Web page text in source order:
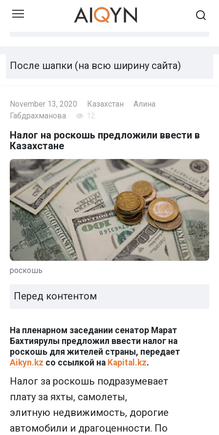
Skip
После шапки (на всю ширину сайта)
November 13, 2020 Казахстан
Алина
Габдрахманова
12
Налог на роскошь предложили ввести в
Казахстане
роскошь
Перед контентом
На пленарном заседании сенатор Марат
Бахтиярулы предложил ввести налог на
роскошь для жителей страны, передает
Aikyn.kz со ссылкой на Kapital.kz.
Налог за роскошь подразумевает
плату за яхты, самолеты,
элитную недвижимость, дорогие
автомобили и драгоценности. По